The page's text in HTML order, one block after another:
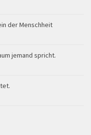
der Menschheit
jemand spricht.